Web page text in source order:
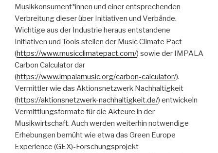
Musikkonsument*innen und einer entsprechenden
Verbreitung dieser über Initiativen und Verbände.
Wichtige aus der Industrie heraus entstandene
Initiativen und Tools stellen der Music Climate Pact
(https://www.musicclimatepact.com/) sowie der IMPALA
Carbon Calculator dar
(https://www.impalamusic.org/carbon-calculator/).
Vermittler wie das Aktionsnetzwerk Nachhaltigkeit
(https://aktionsnetzwerk-nachhaltigkeit.de/) entwickeln
Vermittlungsformate für die Akteure in der
Musikwirtschaft. Auch werden weiterhin notwendige
Erhebungen bemüht wie etwa das Green Europe
Experience (GEX)-Forschungsprojekt